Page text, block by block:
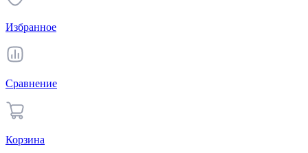
Избранное
Сравнение
Корзина